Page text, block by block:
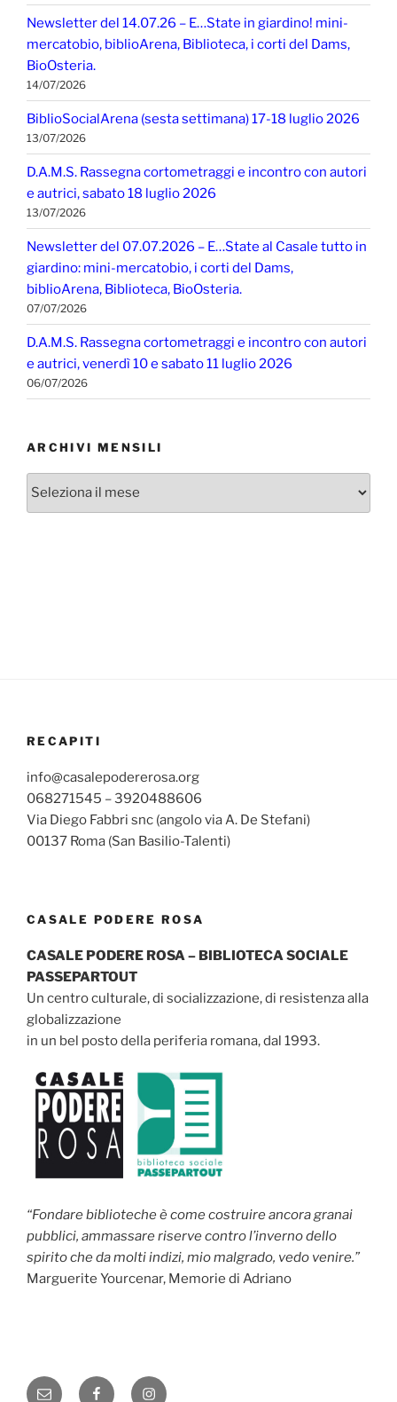
Newsletter del 14.07.26 – E…State in giardino! mini-
mercatobio, biblioArena, Biblioteca, i corti del Dams,
BioOsteria.
14/07/2026
BiblioSocialArena (sesta settimana) 17-18 luglio 2026
13/07/2026
D.A.M.S. Rassegna cortometraggi e incontro con autori
e autrici, sabato 18 luglio 2026
13/07/2026
Newsletter del 07.07.2026 – E…State al Casale tutto in
giardino: mini-mercatobio, i corti del Dams,
biblioArena, Biblioteca, BioOsteria.
07/07/2026
D.A.M.S. Rassegna cortometraggi e incontro con autori
e autrici, venerdì 10 e sabato 11 luglio 2026
06/07/2026
ARCHIVI MENSILI
Archivi
RECAPITI
info@casalepodererosa.org
068271545 – 3920488606
Via Diego Fabbri snc (angolo via A. De Stefani)
00137 Roma (San Basilio-Talenti)
CASALE PODERE ROSA
CASALE PODERE ROSA – BIBLIOTECA SOCIALE
PASSEPARTOUT
Un centro culturale, di socializzazione, di resistenza alla
globalizzazione
in un bel posto della periferia romana, dal 1993.
“Fondare biblioteche è come costruire ancora granai
pubblici, ammassare riserve contro l’inverno dello
spirito che da molti indizi, mio malgrado, vedo venire.”
Marguerite Yourcenar, Memorie di Adriano
Email FacebookInstagram